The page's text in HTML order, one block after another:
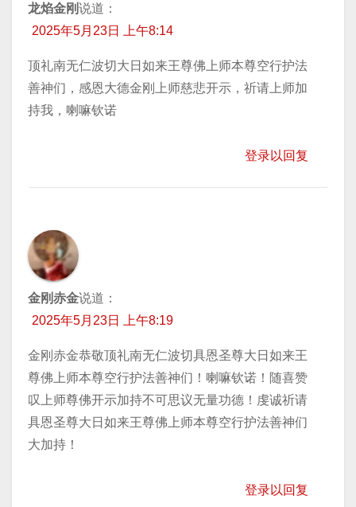
龙焰金刚说道：
2025年5月23日 上午8:14
顶礼南无仁波切大日如来王尊佛上师本尊空行护法
善神们，感恩大德金刚上师慈悲开示，祈请上师加
持我，喇嘛钦诺
登录以回复
金刚赤金说道：
2025年5月23日 上午8:19
金刚赤金恭敬顶礼南无仁波切具恩圣尊大日如来王
尊佛上师本尊空行护法善神们！喇嘛钦诺！随喜赞
叹上师尊佛开示加持不可思议无量功德！虔诚祈请
具恩圣尊大日如来王尊佛上师本尊空行护法善神们
大加持！
登录以回复